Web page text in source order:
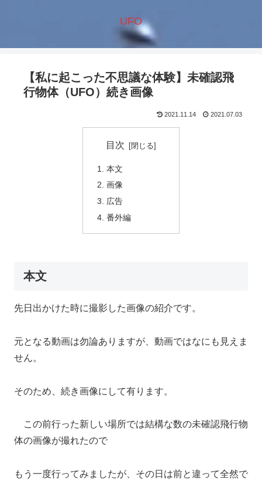
UFO
【私に起こった不思議な体験】未確認飛
行物体（UFO）続き画像
2021.11.14 2021.07.03
目次
本文
画像
広告
番外編
本文
先日出かけた時に撮影した画像の紹介です。
元となる動画は勿論ありますが、動画ではなにも見えま
せん。
そのため、続き画像にして有ります。
この前行った新しい場所では結構な数の未確認飛行物
体の画像が撮れたので
もう一度行ってみましたが、その日は前と違って全然で